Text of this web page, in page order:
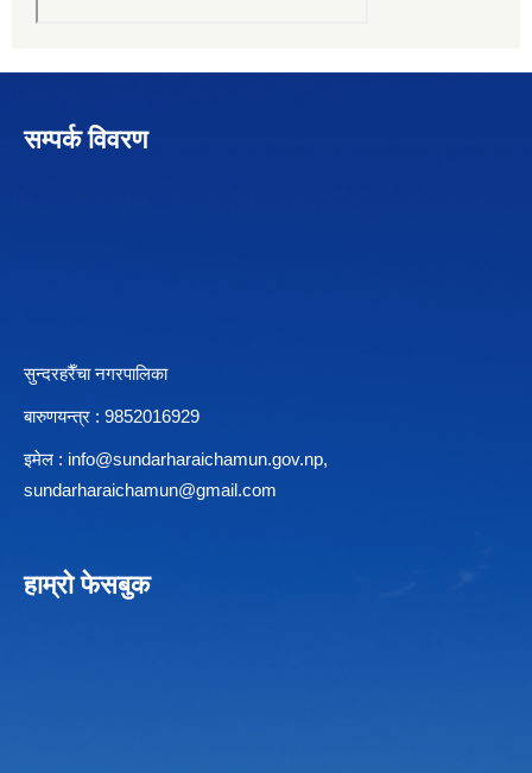
सम्पर्क विवरण
सुन्दरहरैँचा नगरपालिका
बारुणयन्त्र : 9852016929
इमेल : info@sundarharaichamun.gov.np,
sundarharaichamun@gmail.com
हाम्रो फेसबुक